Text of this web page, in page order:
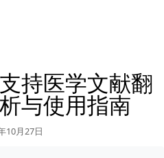
持医学文献翻
与使用指南
10月27日